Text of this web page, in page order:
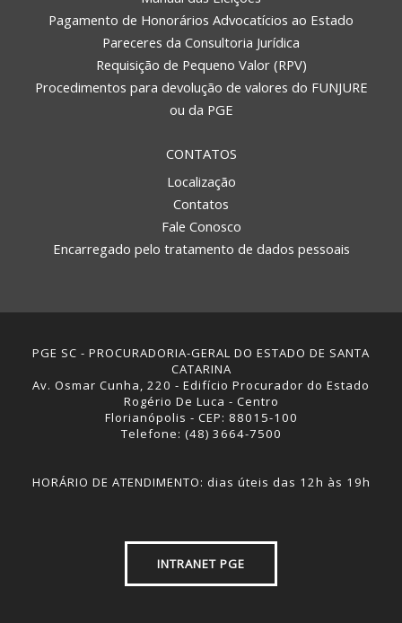
Pagamento de Honorários Advocatícios ao Estado
Pareceres da Consultoria Jurídica
Requisição de Pequeno Valor (RPV)
Procedimentos para devolução de valores do FUNJURE
ou da PGE
CONTATOS
Localização
Contatos
Fale Conosco
Encarregado pelo tratamento de dados pessoais
PGE SC - PROCURADORIA-GERAL DO ESTADO DE SANTA
CATARINA
Av. Osmar Cunha, 220 - Edifício Procurador do Estado
Rogério De Luca - Centro
Florianópolis - CEP: 88015-100
Telefone: (48) 3664-7500
HORÁRIO DE ATENDIMENTO: dias úteis das 12h às 19h
INTRANET PGE